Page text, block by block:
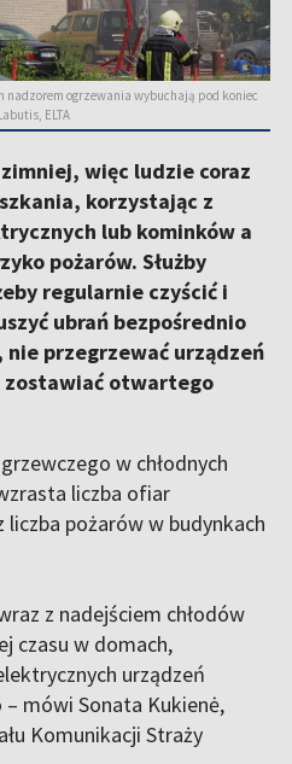
nadzorem ogrzewania wybuchają pod koniec
ELTA
więc ludzie coraz
korzystając z
lub kominków a
pożarów. Służby
regularnie czyścić i
ubrań bezpośrednio
przegrzewać urządzeń
otwartego
w chłodnych
liczba ofiar
pożarów w budynkach
z nadejściem chłodów
czasu w domach,
urządzeń
mówi Sonata Kukienė,
Komunikacji Straży